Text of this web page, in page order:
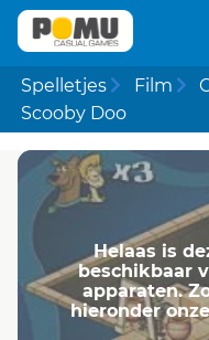
Spelletjes Film
Scooby Doo
Helaas is
beschikbaar
apparaten.
hieronder